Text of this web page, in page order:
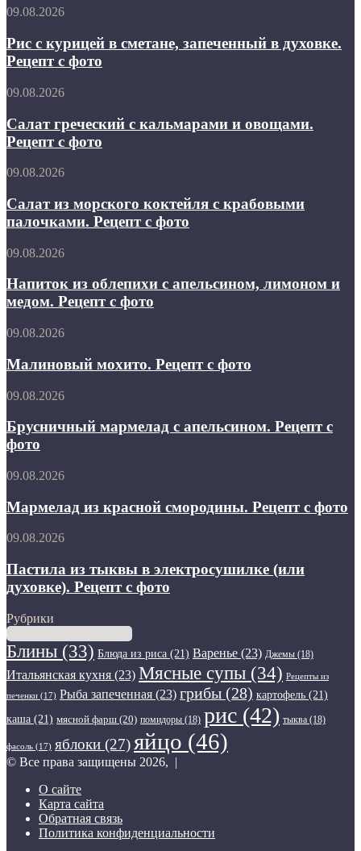
рисом.
с
фото
Рис
курицей
в
сметане,
в
Рецепт
с
09.08.2026
Рис с курицей в сметане, запеченный в духовке.
Рецепт с фото
Салат
с
кальмарами
и
Рецепт
фото
09.08.2026
Салат греческий с кальмарами и овощами.
Рецепт с фото
Салат
морского
коктейля
с
палочками.
с
фото
09.08.2026
Салат из морского коктейля с крабовыми
палочками. Рецепт с фото
Напиток
облепихи
апельсином,
и
Рецепт
фото
09.08.2026
Напиток из облепихи с апельсином, лимоном и
медом. Рецепт с фото
Малиновый
Рецепт
с
фото
09.08.2026
Малиновый мохито. Рецепт с фото
Брусничный
с
апельсином.
Рецепт
фото
09.08.2026
Брусничный мармелад с апельсином. Рецепт с
фото
Мармелад
красной
смородины.
Рецепт
фото
09.08.2026
Мармелад из красной смородины. Рецепт с фото
Пастила
тыквы
в
электросушилке
духовке).
Рецепт
с
фото
09.08.2026
Пастила из тыквы в электросушилке (или
духовке). Рецепт с фото
Рубрики
Рубрики
Блины (33) Блюда из риса (21) Варенье (23) Джемы (18)
Итальянская кухня (23) Мясные супы (34) Рецепты из
печенки (17) Рыба запеченная (23) грибы (28) картофель (21)
каша (21) мясной фарш (20) помидоры (18) рис (42) тыква (18)
фасоль (17) яблоки (27) яйцо (46)
© Все права защищены 2026, |
О сайте
Карта сайта
Обратная связь
Политика конфиденциальности